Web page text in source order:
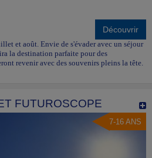
Découvrir
et août. Envie de s'évader avec un séjour
la destination parfaite pour des
revenir avec des souvenirs pleins la tête.
FUTUROSCOPE
7-16 ANS